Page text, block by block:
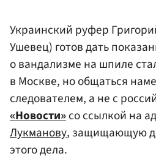
Украинский руфер
Ушевец) готов дать
о вандализме на шпиле
в Москве, но общаться
следователем, а не с
«Новости»со ссылкой на
Лукманову, защищающую
этого дела.